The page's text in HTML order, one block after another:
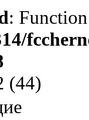
:
(44)